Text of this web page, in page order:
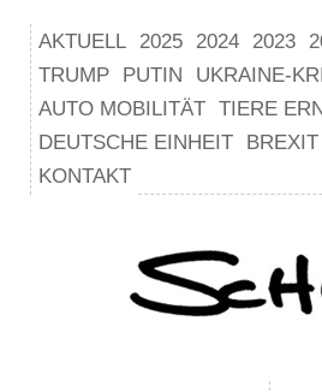
AKTUELL 2025 2024 2023
TRUMP
PUTIN UKRAINE-
AUTO MOBILITÄT TIERE
DEUTSCHE EINHEIT
BREXIT
KONTAKT